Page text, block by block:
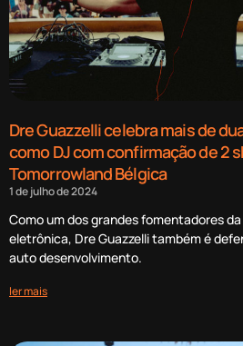
Dre Guazzelli celebra mais de
como DJ com confirmação de 2
Tomorrowland Bélgica
1 de julho de 2024
Como um dos grandes fomentadores
eletrônica, Dre Guazzelli também é
auto desenvolvimento.
ler mais